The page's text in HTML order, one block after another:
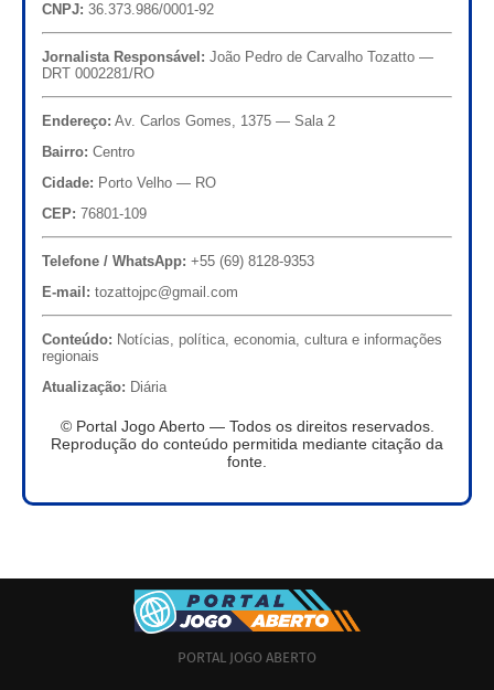
CNPJ: 36.373.986/0001-92
Jornalista Responsável: João Pedro de Carvalho Tozatto —
DRT 0002281/RO
Endereço: Av. Carlos Gomes, 1375 — Sala 2
Bairro: Centro
Cidade: Porto Velho — RO
CEP: 76801-109
Telefone / WhatsApp: +55 (69) 8128-9353
E-mail: tozattojpc@gmail.com
Conteúdo: Notícias, política, economia, cultura e informações
regionais
Atualização: Diária
© Portal Jogo Aberto — Todos os direitos reservados.
Reprodução do conteúdo permitida mediante citação da
fonte.
PORTAL JOGO ABERTO